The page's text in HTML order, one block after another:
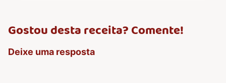
Gostou desta receita? Comente!
Deixe uma resposta